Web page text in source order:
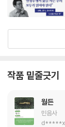
작품 밑줄긋기
월든
민음사
d*****x